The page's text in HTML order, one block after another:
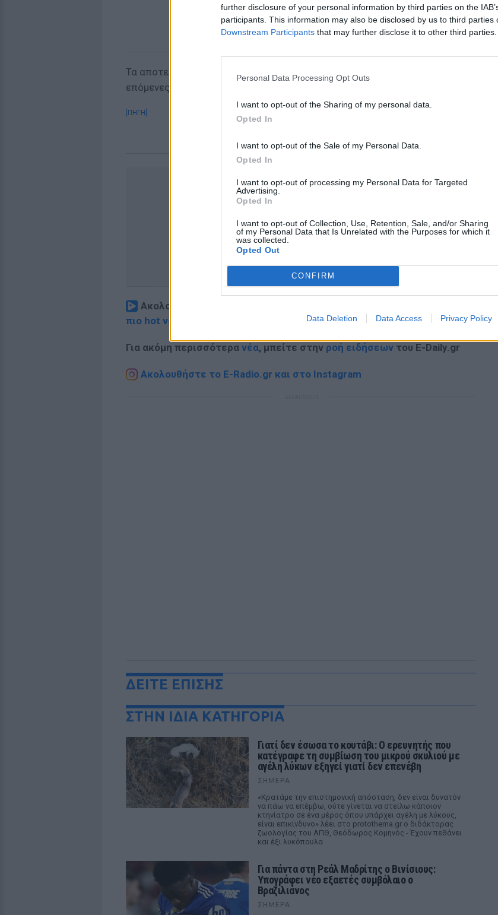
further disclosure of your personal information by third parties on the
participants. This information may also be disclosed by us to third parties
Downstream Participants that may further disclose it to other third parties.
Personal Data Processing Opt Outs
I want to opt-out of the Sharing of my personal data.
Opted In
I want to opt-out of the Sale of my Personal Data.
Opted In
I want to opt-out of processing my Personal Data for Targeted
Advertising.
Opted In
I want to opt-out of Collection, Use, Retention, Sale, and/or Sharing
of my Personal Data that Is Unrelated with the Purposes for which it
was collected.
Opted Out
CONFIRM
Data Deletion Data Access Privacy Policy
Τα αποτελέσματα των ιστολογικών εξετάσεων, τα οποία αναμένονται τις
επόμενες μέρες, θα αποκαλύψουν τι ακριβώς συνέβη.
[ΠΗΓΗ]
Ακολουθήστε το E-Radio.gr στο
πιο hot νέα
Για ακόμη περισσότερα νέα, μπείτε στην ροή ειδήσεων του E-Daily.gr
Ακολουθήστε το E-Radio.gr και στο Instagram
ΔΕΙΤΕ ΕΠΙΣΗΣ
ΣΤΗΝ ΙΔΙΑ ΚΑΤΗΓΟΡΙΑ
Γιατί δεν έσωσα το κουτάβι: Ο ερευνητής που
κατέγραφε τη συμβίωση του μικρού σκυλιού με
αγέλη λύκων εξηγεί γιατί δεν επενέβη
ΣΉΜΕΡΑ
«Κρατάμε την επιστημονική απόσταση, δεν είναι δυνατόν
να πάω να επέμβω, ούτε γίνεται να στείλω κάποιον
κτηνίατρο σε ένα μέρος όπου υπάρχει αγέλη με λύκους,
είναι επικίνδυνο» λέει στο protothema.gr ο διδάκτορας
ζωολογίας του ΑΠΘ, Θεόδωρος Κομηνός - Έχουν πεθάνει
και έξι λυκόπουλα
Για πάντα στη Ρεάλ Μαδρίτης ο Βινίσιους:
Υπογράφει νέο εξαετές συμβόλαιο ο
Βραζιλιάνος
ΣΉΜΕΡΑ